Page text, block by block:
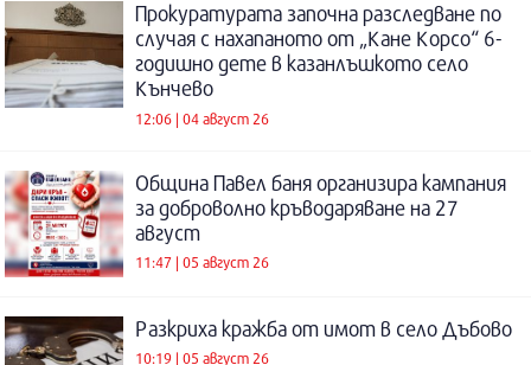
Прокуратурата започна разследване по
случая с нахапаното от „Кане Корсо“ 6-
годишно дете в казанлъшкото село
Кънчево
12:06 | 04 август 26
Община Павел баня организира кампания
за доброволно кръводаряване на 27
август
11:47 | 05 август 26
Разкриха кражба от имот в село Дъбово
10:19 | 05 август 26